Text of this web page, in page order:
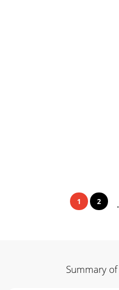
1 2
Summary